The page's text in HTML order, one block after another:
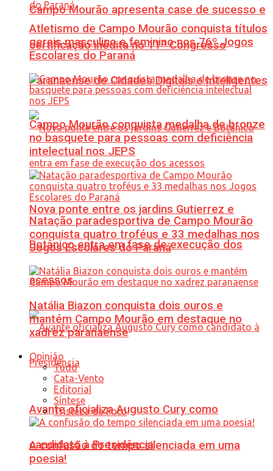
Campo Mourão apresenta case de sucesso e
certificação inédita no 11º Congresso
Paranaense de Cidades Digitais e Inteligentes
Nova ponte entre os jardins Gutierrez e
Botânico entra em fase de execução dos
acessos
Avante oficializa Augusto Cury como
candidato à Presidência
Atletismo de Campo Mourão conquista títulos
gerais masculino e feminino nos 76º Jogos
Escolares do Paraná
Campo Mourão conquista medalha de bronze
no basquete para pessoas com deficiência
intelectual nos JEPS
Natação paradesportiva de Campo Mourão
conquista quatro troféus e 33 medalhas nos
Jogos Escolares do Paraná
Natália Biazon conquista dois ouros e
mantém Campo Mourão em destaque no
xadrez paranaense
Opinião
Tudo
Cata-Vento
Editorial
Síntese
Tristeza da Foto
A confusão do tempo silenciada em uma
poesia!